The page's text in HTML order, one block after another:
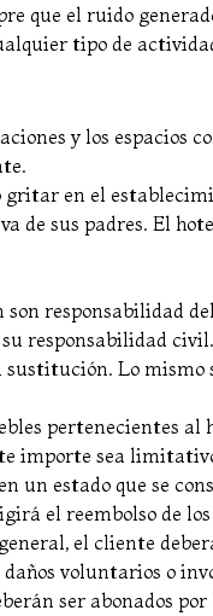
que el ruido
tipo de
y los espacios
en el
de sus padres. El
responsabilidad
responsabilidad civil.
Lo
pertenecientes
importe sea
estado que se
el reembolso de
el cliente
voluntarios o
ser abonados por